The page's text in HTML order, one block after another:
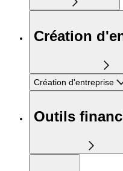
Création
Création d'entreprise
Outils